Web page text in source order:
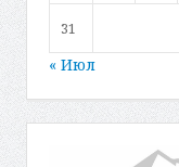
31
« Июл